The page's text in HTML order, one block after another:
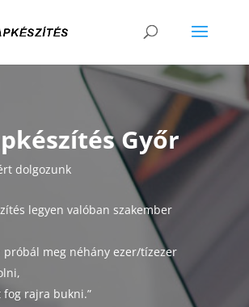
Győr
dolgozunk
legyen valóban szakember
próbál meg néhány ezer/tízezer
rajra bukni.”